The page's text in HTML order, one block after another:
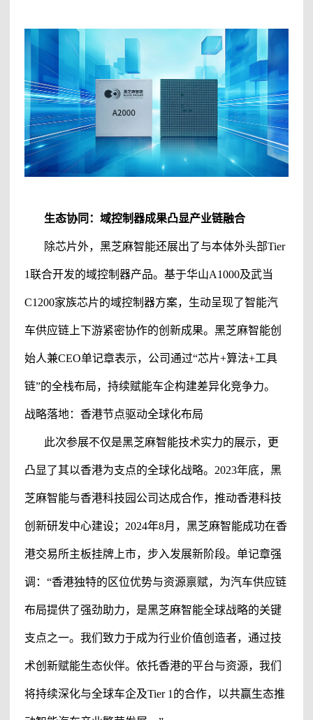
生态协同：域控制器成果凸显产业链融合
除芯片外， 黑芝麻智能还展出了与本体外头部Tier
1联合开发的域控制器产品。基于华山A1000及武当
C1200家族芯片的域控制器方案，生动呈现了智能汽
车供应链上下游紧密协作的创新成果。 黑芝麻智能创
始人兼CEO单记章表示，公司通过“芯片+算法+工具
链”的全栈布局，持续赋能车企构建差异化竞争力。
战略落地：香港节点驱动全球化布局
此次参展不仅是黑芝麻智能技术实力的展示，更
凸显了其以香港为支点的全球化战略。 2023年底， 黑
芝麻智能与香港科技园公司达成合作，推动香港科技
创新研发中心建设； 2024年8月，黑芝麻智能成功在香
港交易所主板挂牌上市，步入发展新阶段。单记章强
调：“香港独特的区位优势与资源禀赋，为汽车供应链
布局提供了强劲助力，是黑芝麻智能全球战略的关键
支点之一。我们致力于成为行业价值创造者，通过技
术创新赋能生态伙伴。依托香港的平台与资源，我们
将持续深化与全球车企及Tier 1的合作，以共赢生态推